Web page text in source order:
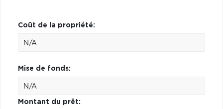
Coût de la propriété:
Mise de fonds:
Montant du prêt: